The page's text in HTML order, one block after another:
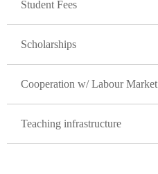
Student Fees
Scholarships
Cooperation w/ Labour Market
Teaching infrastructure